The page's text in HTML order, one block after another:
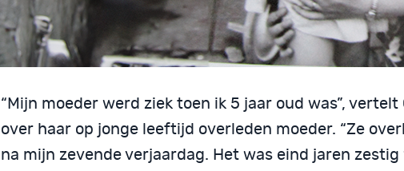
“Mijn moeder werd ziek toen ik 5 jaar oud was”, vertelt
over haar op jonge leeftijd overleden moeder. “Ze
na mijn zevende verjaardag. Het was eind jaren